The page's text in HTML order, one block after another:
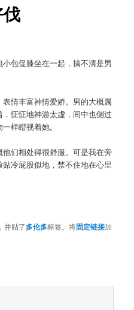
包促膝坐在一起，搞不清是男
情丰富神情爱娇。男的大概属
怔怔地神游太虚，间中也侧过
样瞪视着她。
们相处得很舒服。可是我在旁
冷屁股似地，禁不住地在心里
并贴了多伦多标签。将固定链接加